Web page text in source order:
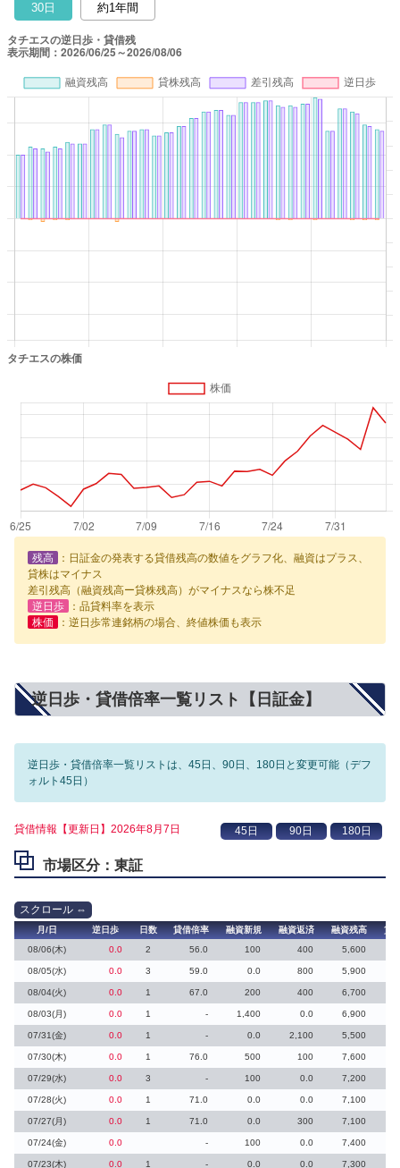
30日 約1年間
残高
：日証金の発表する貸借残高の数値をグラフ化、融資はプラス、
貸株はマイナス
差引残高（融資残高ー貸株残高）がマイナスなら株不足
逆日歩
：品貸料率を表示
株価
：逆日歩常連銘柄の場合、終値株価も表示
逆日歩・貸借倍率一覧リスト【日証金】
逆日歩・貸借倍率一覧リストは、45日、90日、180日と変更可能（デフ
ォルト45日）
貸借情報【更新日】2026年8月7日
市場区分：東証
月/日 逆日歩 日数 貸借倍率 融資新規 融資返済 融資残高
貸
08/06(木)
0.0 2 56.0 100 400 5,600
08/05(水) 0.0 3 59.0 0.0 800 5,900
08/04(火) 0.0 1 67.0 200 400 6,700
08/03(月) 0.0 1 - 1,400 0.0 6,900
07/31(金) 0.0 1 - 0.0 2,100 5,500
07/30(木) 0.0 1 76.0 500 100 7,600
07/29(水) 0.0 3 - 100 0.0 7,200
07/28(火) 0.0 1 71.0 0.0 0.0 7,100
07/27(月) 0.0 1 71.0 0.0 300 7,100
07/24(金) 0.0 - 100 0.0 7,400
07/23(木) 0.0 1 - 0.0 0.0 7,300